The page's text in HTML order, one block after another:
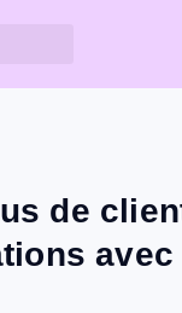
de
avec